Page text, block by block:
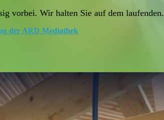
vorbei. Wir halten Sie auf dem laufenden.
der ARD Mediathek